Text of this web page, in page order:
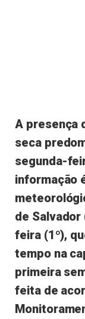
A presença
seca
segunda-
informação
de Salvador
feira (1º),
tempo na
primeira
feita de